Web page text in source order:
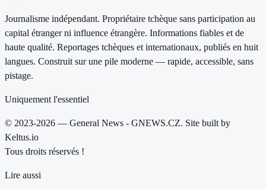
Journalisme indépendant. Propriétaire tchèque sans participation au
capital étranger ni influence étrangère. Informations fiables et de
haute qualité. Reportages tchèques et internationaux, publiés en huit
langues. Construit sur une pile moderne — rapide, accessible, sans
pistage.
Uniquement l'essentiel
© 2023-2026 — General News - GNEWS.CZ. Site built by
Keltus.io
Tous droits réservés !
Lire aussi